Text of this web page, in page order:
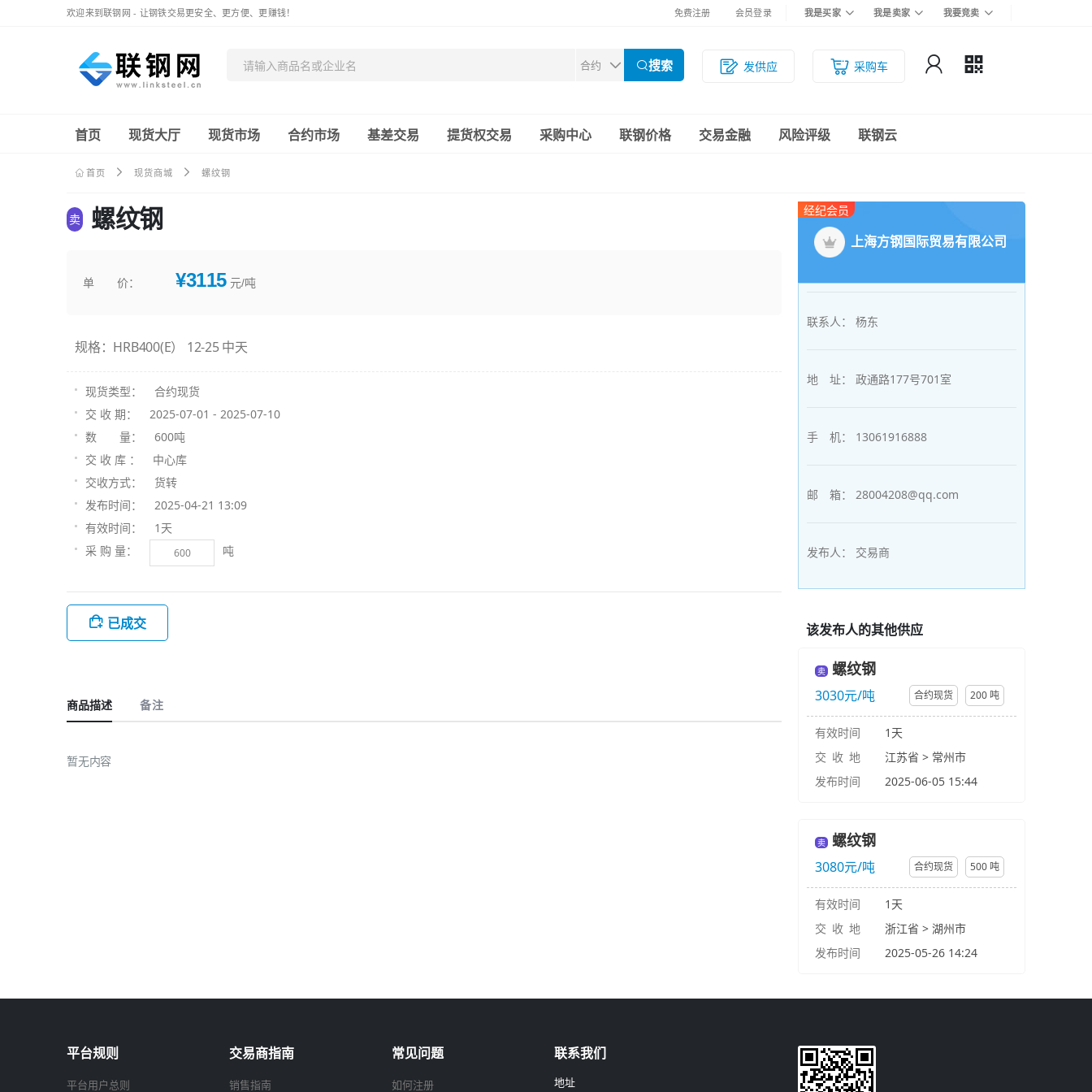
欢迎来到联钢网 - 让钢铁交易更安全、更方便、更赚钱！ 免费注册 会员登录 我是买家 我是卖家 我要竞卖
搜索 发供应 采购车
首页 现货大厅 现货市场 合约市场 基差交易 提货权交易 采购中心 联钢价格 交易金融 风险评级 联钢云
首页 现货商城 螺纹钢
卖 螺纹钢
单 价： ¥3115 元/吨
规格：HRB400(E） 12-25 中天
现货类型： 合约现货
交 收 期： 2025-07-01 - 2025-07-10
数 量： 600吨
交 收 库 ： 中心库
交收方式： 货转
发布时间： 2025-04-21 13:09
有效时间： 1天
采 购 量： 吨
已成交
商品描述 备注
暂无内容
经纪会员
上海方钢国际贸易有限公司
联系人： 杨东
地 址： 政通路177号701室
手 机： 13061916888
邮 箱： 28004208@qq.com
发布人： 交易商
该发布人的其他供应
卖 螺纹钢
3030元/吨 合约现货 200 吨
有效时间
1天
交 收 地
江苏省 > 常州市
发布时间
2025-06-05 15:44
卖 螺纹钢
3080元/吨 合约现货 500 吨
有效时间
1天
交 收 地
浙江省 > 湖州市
发布时间
2025-05-26 14:24
平台规则
平台用户总则
交易商指南
销售指南
常见问题
如何注册
联系我们
地址